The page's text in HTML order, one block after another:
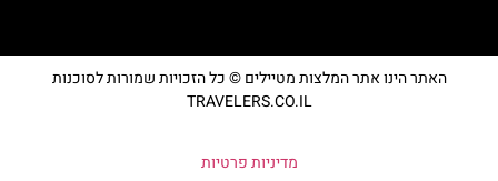
האתר הינו אתר המלצות מטיילים © כל הזכויות שמורות לסוכנות
TRAVELERS.CO.IL
מדיניות פרטיות